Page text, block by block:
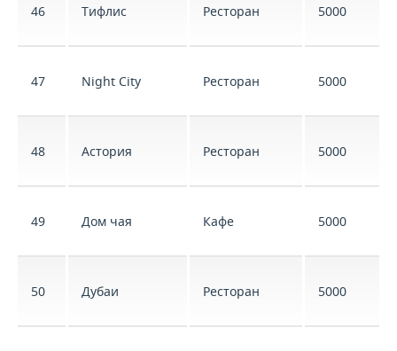
46 Тифлис Ресторан 5000
47 Night City Ресторан 5000
48 Астория Ресторан 5000
49 Дом чая Кафе 5000
50 Дубаи Ресторан 5000